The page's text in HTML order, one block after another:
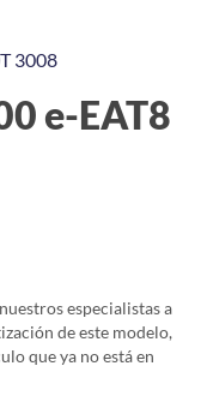
3008
e-EAT8
especialistas a
de este modelo,
que ya no está en